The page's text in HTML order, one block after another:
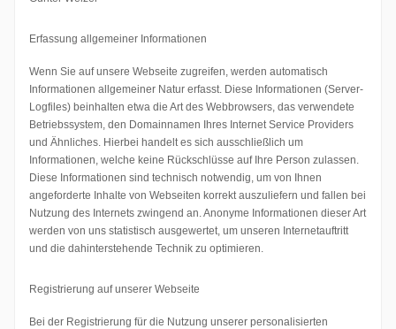
Erfassung allgemeiner Informationen
Wenn Sie auf unsere Webseite zugreifen, werden automatisch
Informationen allgemeiner Natur erfasst. Diese Informationen (Server-
Logfiles) beinhalten etwa die Art des Webbrowsers, das verwendete
Betriebssystem, den Domainnamen Ihres Internet Service Providers
und Ähnliches. Hierbei handelt es sich ausschließlich um
Informationen, welche keine Rückschlüsse auf Ihre Person zulassen.
Diese Informationen sind technisch notwendig, um von Ihnen
angeforderte Inhalte von Webseiten korrekt auszuliefern und fallen bei
Nutzung des Internets zwingend an. Anonyme Informationen dieser Art
werden von uns statistisch ausgewertet, um unseren Internetauftritt
und die dahinterstehende Technik zu optimieren.
Registrierung auf unserer Webseite
Bei der Registrierung für die Nutzung unserer personalisierten